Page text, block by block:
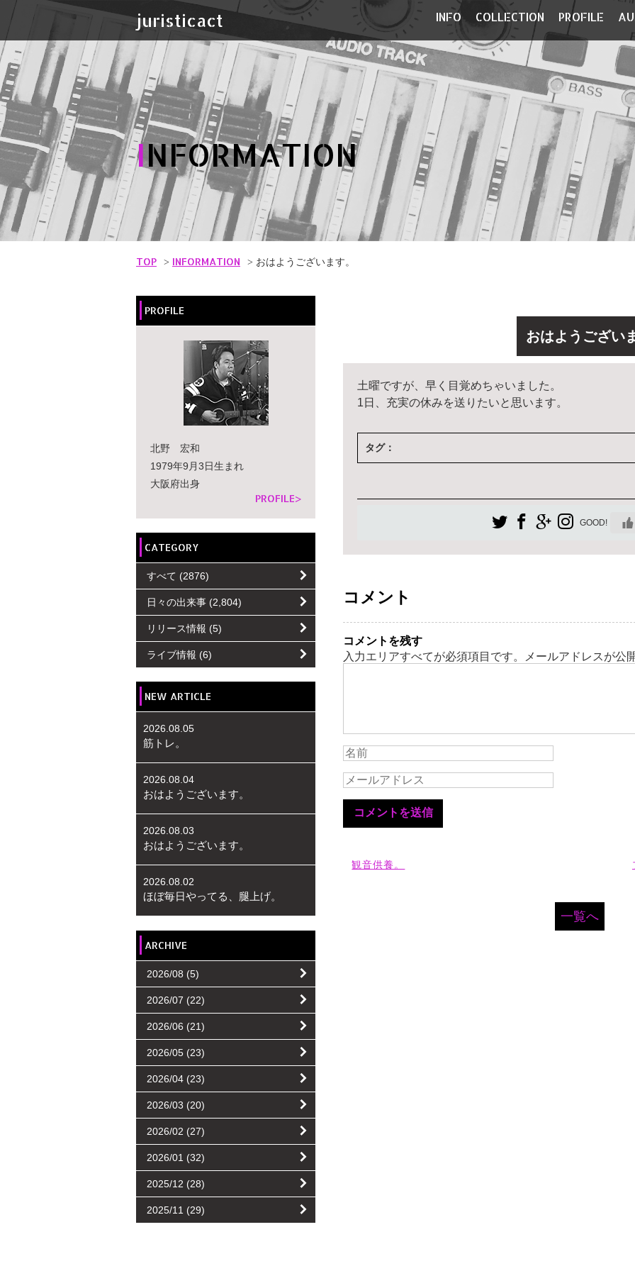
juristicact INFO COLLECTION PROFILE
INFORMATION
TOP INFORMATION おはようございます。
おはようござい
土曜ですが、早く目覚めちゃいました。
1日、充実の休みを送りたいと思います。
タグ：
GOOD!
コメント
コメントを残す
入力エリアすべてが必須項目です。メールアドレスが公
観音供養。
一覧へ
PROFILE
北野 宏和
1979年9月3日生まれ
大阪府出身
PROFILE>
CATEGORY
すべて (2876)
日々の出来事 (2,804)
リリース情報 (5)
ライブ情報 (6)
NEW ARTICLE
2026.08.05
筋トレ。
2026.08.04
おはようございます。
2026.08.03
おはようございます。
2026.08.02
ほぼ毎日やってる、腿上げ。
ARCHIVE
2026/08 (5)
2026/07 (22)
2026/06 (21)
2026/05 (23)
2026/04 (23)
2026/03 (20)
2026/02 (27)
2026/01 (32)
2025/12 (28)
2025/11 (29)